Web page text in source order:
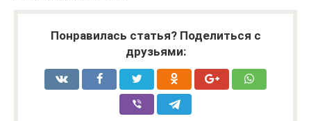
Понравилась статья? Поделиться с
друзьями: